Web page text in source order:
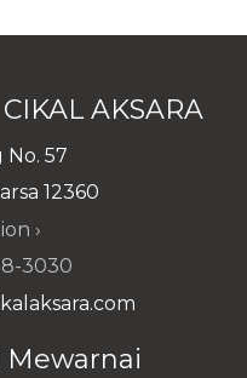
AKSARA
57
12360
›
3030